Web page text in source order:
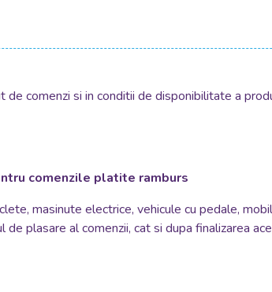
comenzi si in conditii de disponibilitate a
comenzile platite ramburs
masinute electrice, vehicule cu pedale,
plasare al comenzii, cat si dupa finalizarea